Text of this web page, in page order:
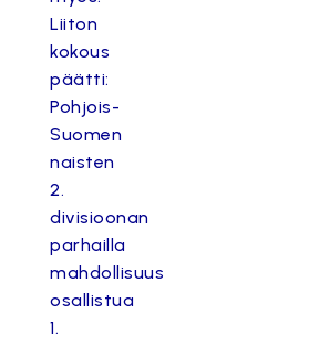
Liiton
kokous
päätti:
Pohjois-
Suomen
naisten
2.
divisioonan
parhailla
mahdollisuus
osallistua
1.